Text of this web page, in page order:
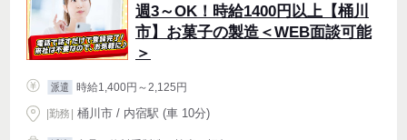
週3～OK！時給1400円以上【桶川
市】お菓子の製造＜WEB面談可能
＞
派遣 時給1,400円～2,125円
|勤務 桶川市 / 内宿駅 (車 10分)